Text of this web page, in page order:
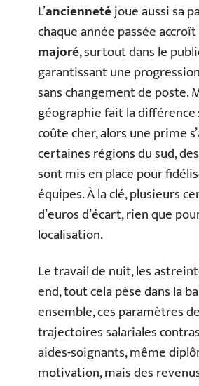
L’anciennetéjoue aussi sa
chaque année passée accroît
majoré, surtout dans le
garantissant une
sans changement de poste.
géographie fait la différence
coûte cher, alors une prime
certaines régions du sud,
sont mis en place pour
équipes. À la clé, plusieurs
d’euros d’écart, rien que
localisation.
Le travail de nuit, les
end, tout cela pèse dans la
ensemble, ces paramètres
trajectoires salariales
aides-soignants, même
motivation, mais des